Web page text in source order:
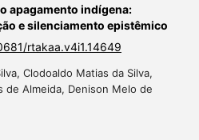
apagamento indígena:
e silenciamento epistêmico
rtakaa.v4i1.14649
Clodoaldo Matias da Silva,
de Almeida, Denison Melo de